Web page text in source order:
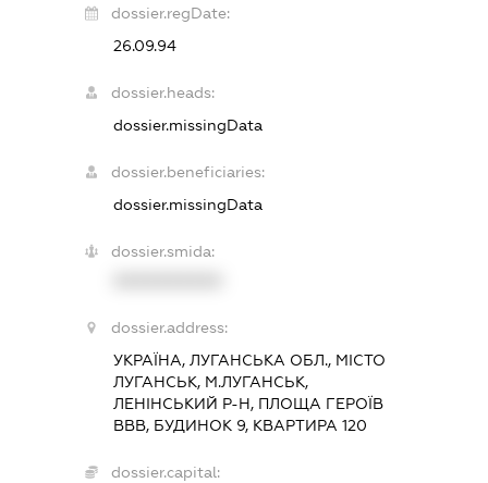
dossier.regDate:
26.09.94
dossier.heads:
dossier.missingData
dossier.beneficiaries:
dossier.missingData
dossier.smida:
dossier.address:
УКРАЇНА, ЛУГАНСЬКА ОБЛ., МІСТО
ЛУГАНСЬК, М.ЛУГАНСЬК,
ЛЕНІНСЬКИЙ Р-Н, ПЛОЩА ГЕРОЇВ
ВВВ, БУДИНОК 9, КВАРТИРА 120
dossier.capital: